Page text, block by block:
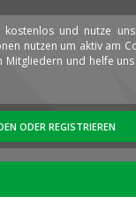
und nutze
nutzen um aktiv am
und helfe
ODER REGISTRIEREN